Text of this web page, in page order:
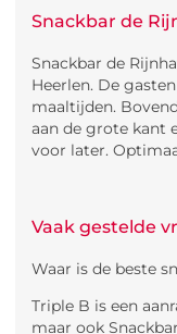
Snackbar de
Snackbar de
Heerlen. De
maaltijden.
aan de grote kant
voor later.
Vaak gestelde
Waar is de beste
Triple B is een
maar ook